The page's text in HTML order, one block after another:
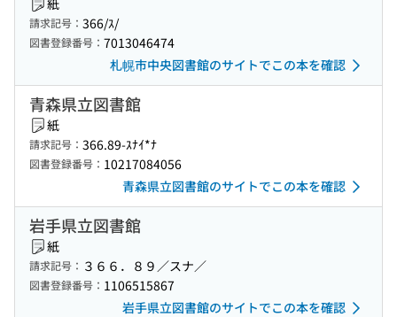
紙
請求記号： 366/ｽ/
図書登録番号： 7013046474
札幌市中央図書館のサイトでこの本を確認
青森県立図書館
紙
請求記号： 366.89-ｽﾅｲ*ﾅ
図書登録番号： 10217084056
青森県立図書館のサイトでこの本を確認
岩手県立図書館
紙
請求記号： ３６６．８９／スナ／
図書登録番号： 1106515867
岩手県立図書館のサイトでこの本を確認